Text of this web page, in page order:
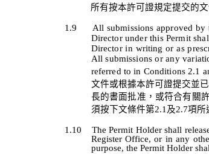
所有按本許可證規定提交的
1.9
All submissions approved by
Director under this Permit
Director in writing or as
All submissions or any
referred to in Conditions 2.1
文件或根據本許可證提交並
長的書面批准，或符合有關
須按下文條件第2.1及2.7項所
1.10 The Permit Holder shall
Register Office, or in any
purpose, the Permit Holder